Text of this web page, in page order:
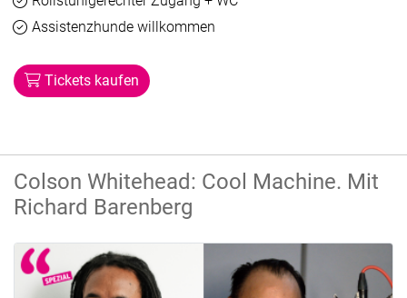
Assistenzhunde willkommen
Tickets kaufen
Colson Whitehead: Cool Machine. Mit
Richard Barenberg